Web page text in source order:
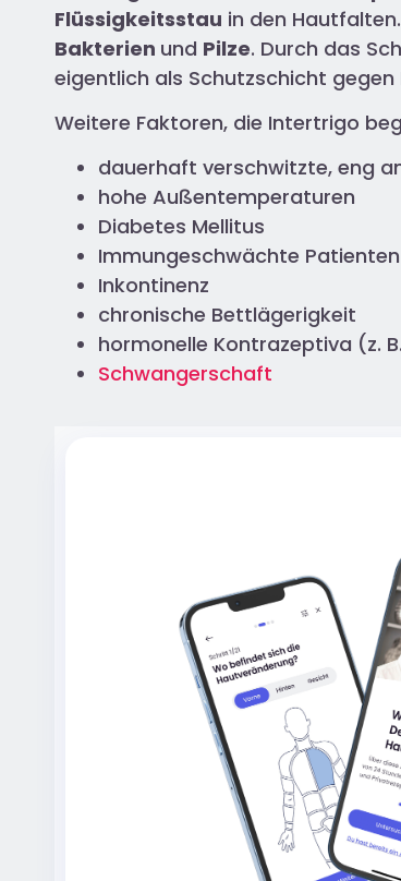
Flüssigkeitsstau in den
Bakterien und Pilze. Durch das
eigentlich als Schutzschicht
Weitere Faktoren, die Intertrigo
dauerhaft verschwitzte, eng
hohe Außentemperaturen
Diabetes Mellitus
Immungeschwächte Patienten
Inkontinenz
chronische Bettlägerigkeit
hormonelle Kontrazeptiva (z.
Schwangerschaft